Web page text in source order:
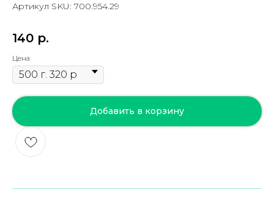
Артикул SKU: 700.954.29
140 р.
Цена
Добавить в корзину